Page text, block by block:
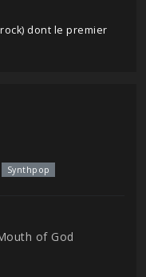
rock) dont le premier
Synthpop
of God